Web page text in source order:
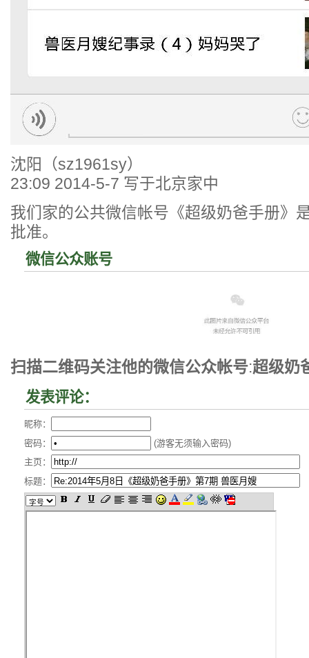
沈阳（sz1961sy）
23:09 2014-5-7 写于北京家中
我们家的公共微信帐号《超级奶爸手册》
批准。
微信公众账号
扫描二维码关注他的微信公众帐号:超级奶
发表评论：
昵称：
密码：
(游客无须输入密码)
主页：
标题：